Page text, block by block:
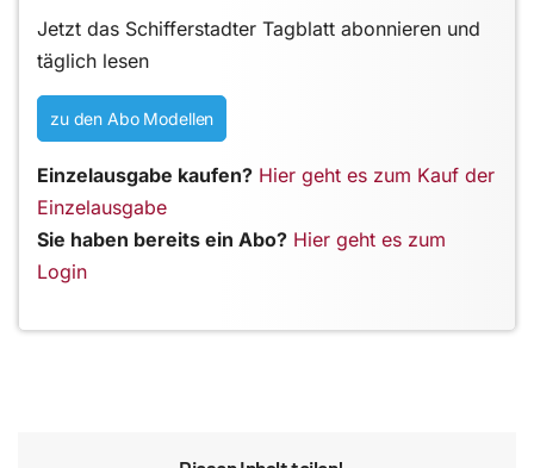
Jetzt das Schifferstadter Tagblatt abonnieren und
täglich lesen
zu den Abo Modellen
Einzelausgabe kaufen? Hier geht es zum Kauf der
Einzelausgabe
Sie haben bereits ein Abo? Hier geht es zum
Login